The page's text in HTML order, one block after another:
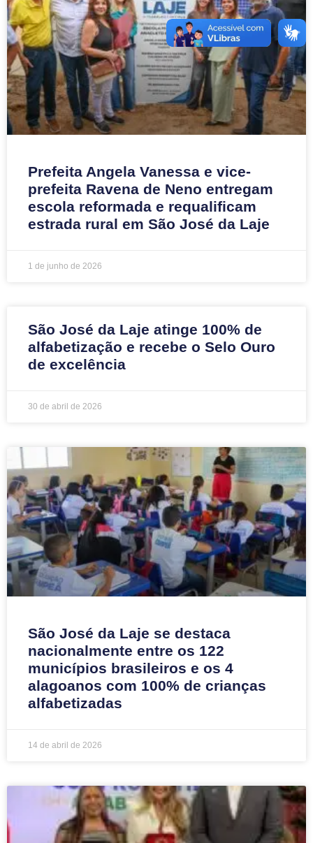
Prefeita Angela Vanessa e vice-
prefeita Ravena de Neno entregam
escola reformada e requalificam
estrada rural em São José da Laje
1 de junho de 2026
São José da Laje atinge 100% de
alfabetização e recebe o Selo Ouro
de excelência
30 de abril de 2026
São José da Laje se destaca
nacionalmente entre os 122
municípios brasileiros e os 4
alagoanos com 100% de crianças
alfabetizadas
14 de abril de 2026